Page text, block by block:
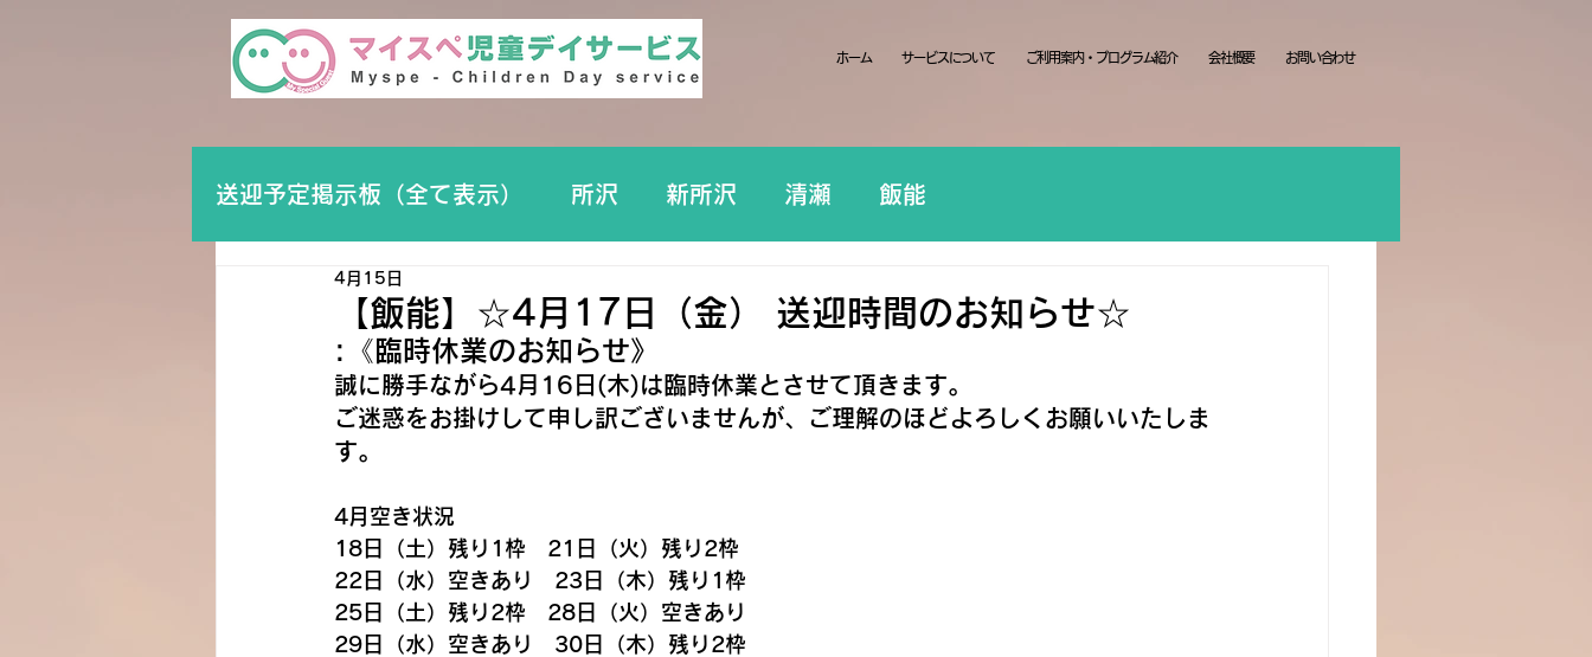
ホーム サービスについて ご利用案内・プログラム紹介 会社概要 お問い合わせ
送迎予定掲示板（全て表示） 所沢 新所沢 清瀬 飯能
【飯能】☆4月17日（金） 送迎時間のお知らせ☆
4月15日
:《臨時休業のお知らせ》
誠に勝手ながら4月16日(木)は臨時休業とさせて頂きます。
ご迷惑をお掛けして申し訳ございませんが、ご理解のほどよろしくお願いいたしま
す。
4月空き状況
18日（土）残り1枠　21日（火）残り2枠
22日（水）空きあり　23日（木）残り1枠
25日（土）残り2枠　28日（火）空きあり
29日（水）空きあり　30日（木）残り2枠